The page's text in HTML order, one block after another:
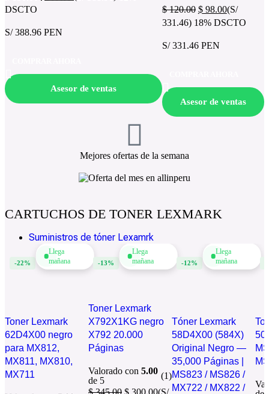
DSCTO
S/ 388.96 PEN
Asesor de ventas
$120.00 $98.00(S/
331.46) 18% DSCTO
S/ 331.46 PEN
Asesor de ventas
Mejores ofertas de la semana
CARTUCHOS DE TONER LEXMARK
Suministros de tóner Lexamrk
Toner Lexmark
62D4X00 negro
para MX812,
MX811, MX810,
MX711
-22%
Llega
mañana
Toner Lexmark
X792X1KG negro
X792 20.000
Páginas
Valorado con 5.00
de 5
(1)
$345.00 $ 300.00(S/
-13%
Llega
mañana
Tóner Lexmark
58D4X00 (584X)
Original Negro —
35,000 Páginas |
MS823 / MS826 /
MX722 / MX822 /
-12%
Llega
mañana